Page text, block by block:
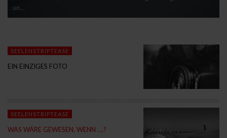
un…
SEELENSTRIPTEASE
EIN EINZIGES FOTO
SEELENSTRIPTEASE
WAS WÄRE GEWESEN, WENN ….?